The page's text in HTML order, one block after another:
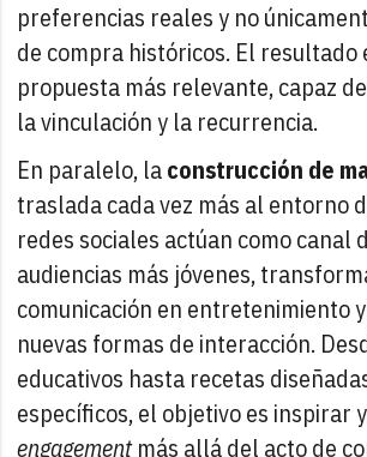
preferencias reales y no
de compra históricos. El resultado
propuesta más relevante, capaz
la vinculación y la recurrencia.
En paralelo, laconstrucción de
traslada cada vez más al entorno
redes sociales actúan como canal
audiencias más jóvenes,
comunicación en entretenimiento
nuevas formas de interacción.
educativos hasta recetas
específicos, el objetivo es inspirar
engagementmás allá del acto de